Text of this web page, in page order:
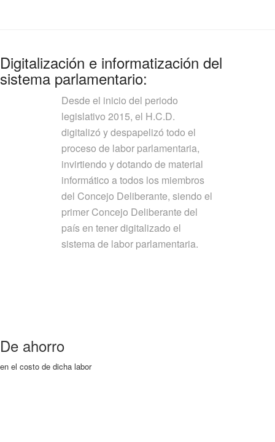
Digitalización e informatización del
sistema parlamentario:
Desde el inicio del periodo
legislativo 2015, el H.C.D.
digitalizó y despapelizó todo el
proceso de labor parlamentaria,
invirtiendo y dotando de material
informático a todos los miembros
del Concejo Deliberante, siendo el
primer Concejo Deliberante del
país en tener digitalizado el
sistema de labor parlamentaria.
De ahorro
en el costo de dicha labor